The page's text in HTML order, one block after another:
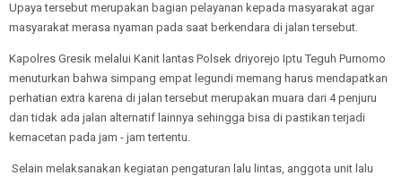
Upaya tersebut merupakan bagian pelayanan kepada masyarakat agar
masyarakat merasa nyaman pada saat berkendara di jalan tersebut.
Kapolres Gresik melalui Kanit lantas Polsek driyorejo Iptu Teguh Purnomo
menuturkan bahwa simpang empat legundi memang harus mendapatkan
perhatian extra karena di jalan tersebut merupakan muara dari 4 penjuru
dan tidak ada jalan alternatif lainnya sehingga bisa di pastikan terjadi
kemacetan pada jam - jam tertentu.
Selain melaksanakan kegiatan pengaturan lalu lintas, anggota unit lalu